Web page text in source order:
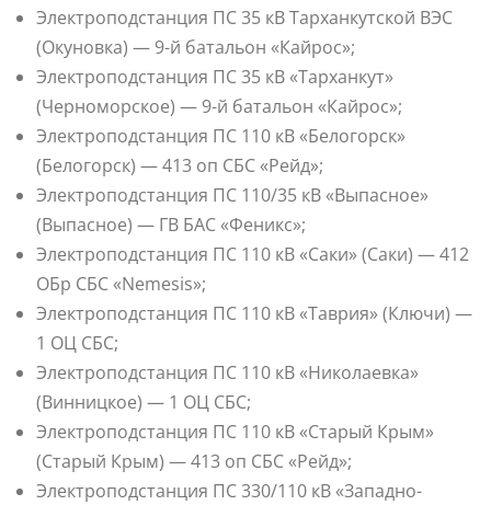
Электроподстанция ПС 35 кВ Тарханкутской ВЭС
(Окуновка) — 9-й батальон «Кайрос»;
Электроподстанция ПС 35 кВ «Тарханкут»
(Черноморское) — 9-й батальон «Кайрос»;
Электроподстанция ПС 110 кВ «Белогорск»
(Белогорск) — 413 оп СБС «Рейд»;
Электроподстанция ПС 110/35 кВ «Выпасное»
(Выпасное) — ГВ БАС «Феникс»;
Электроподстанция ПС 110 кВ «Саки» (Саки) — 412
ОБр СБС «Nemesis»;
Электроподстанция ПС 110 кВ «Таврия» (Ключи) —
1 ОЦ СБС;
Электроподстанция ПС 110 кВ «Николаевка»
(Винницкое) — 1 ОЦ СБС;
Электроподстанция ПС 110 кВ «Старый Крым»
(Старый Крым) — 413 оп СБС «Рейд»;
Электроподстанция ПС 330/110 кВ «Западно-